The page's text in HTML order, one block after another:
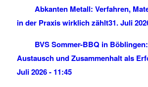
Abkanten Metall: Verfahren,
in der Praxis wirklich zählt31. Juli
BVS Sommer-BBQ in
Austausch und Zusammenhalt als
Juli 2026 - 11:45